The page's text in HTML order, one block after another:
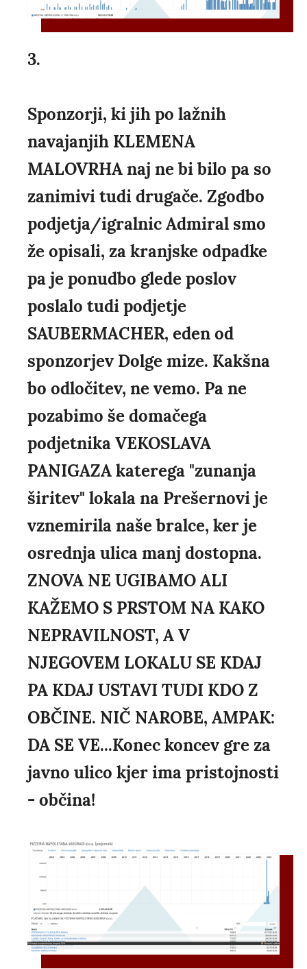
3.
Sponzorji, ki jih po lažnih
navajanjih KLEMENA
MALOVRHA naj ne bi bilo pa so
zanimivi tudi drugače. Zgodbo
podjetja/igralnic Admiral smo
že opisali, za kranjske odpadke
pa je ponudbo glede poslov
poslalo tudi podjetje
SAUBERMACHER, eden od
sponzorjev Dolge mize. Kakšna
bo odločitev, ne vemo. Pa ne
pozabimo še domačega
podjetnika VEKOSLAVA
PANIGAZA katerega "zunanja
širitev" lokala na Prešernovi je
vznemirila naše bralce, ker je
osrednja ulica manj dostopna.
ZNOVA NE UGIBAMO ALI
KAŽEMO S PRSTOM NA KAKO
NEPRAVILNOST, A V
NJEGOVEM LOKALU SE KDAJ
PA KDAJ USTAVI TUDI KDO Z
OBČINE. NIČ NAROBE, AMPAK:
DA SE VE...Konec koncev gre za
javno ulico kjer ima pristojnosti
- občina!